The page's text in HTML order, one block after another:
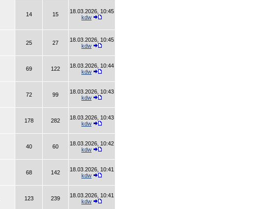
14 15
18.03.2026, 10:45
kdw
25 27
18.03.2026, 10:45
kdw
69 122
18.03.2026, 10:44
kdw
72 99
18.03.2026, 10:43
kdw
178 282
18.03.2026, 10:43
kdw
40 60
18.03.2026, 10:42
kdw
68 142
18.03.2026, 10:41
kdw
123 239
18.03.2026, 10:41
kdw